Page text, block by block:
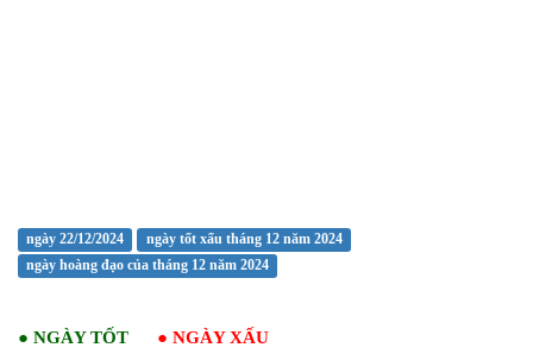
ngày 22/12/2024
ngày tốt xấu tháng 12 năm 2024
ngày hoàng đạo của tháng 12 năm 2024
● NGÀY TỐT ● NGÀY XẤU